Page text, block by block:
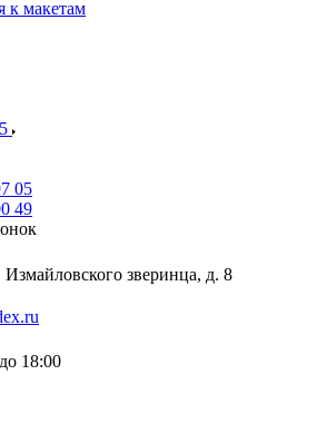
к макетам
05
49
Измайловского зверинца, д. 8
18:00